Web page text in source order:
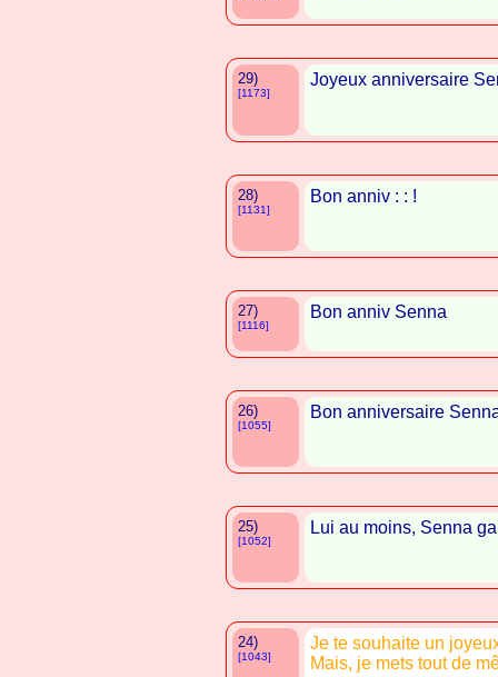
29)
[1173]
Joyeux anniversaire
28)
[1131]
Bon anniv : : !
27)
[1116]
Bon anniv Senna
26)
[1055]
Bon anniversaire
25)
[1052]
Lui au moins, Senna
24)
[1043]
Je te souhaite un
Mais, je mets tout de